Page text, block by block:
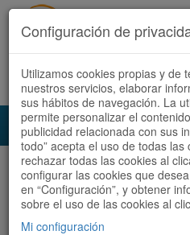
Accedeix Registra't ara
Audioruta Totes les rutes
Totes les rutes
Configuración de
Utilizamos cookies propias y de
nuestros servicios, elaborar
sus hábitos de navegación. La
permite personalizar el
publicidad relacionada con sus
todo” acepta el uso de todas
rechazar todas las cookies al
configurar las cookies que
en “Configuración”, y obtener
sobre el uso de las cookies al
Mi configuración